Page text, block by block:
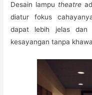
Desain lampu theatre
diatur fokus
dapat lebih jelas dan
kesayangan tanpa